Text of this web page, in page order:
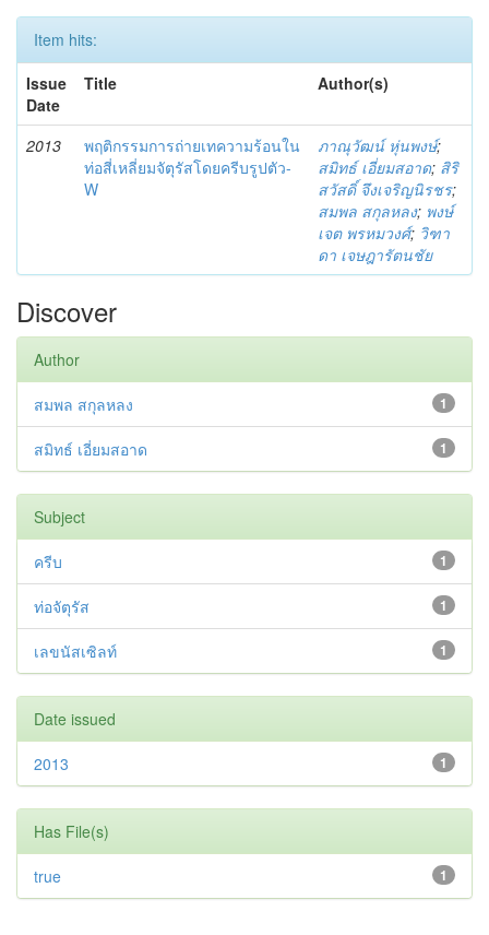
Item hits:
Issue
Date
Title Author(s)
2013
พฤติกรรมการถ่ายเทความร้อนใน
ท่อสี่เหลี่ยมจัตุรัสโดยครีบรูปตัว-
W
ภาณุวัฒน์ หุ่นพงษ์;
สมิทธ์ เอี่ยมสอาด; สิริ
สวัสดิ์ จึงเจริญนิรชร;
สมพล สกุลหลง; พงษ์
เจต พรหมวงศ์; วิฑา
ดา เจษฎารัตนชัย
Discover
Author
1
สมพล สกุลหลง
1
สมิทธ์ เอี่ยมสอาด
Subject
1
ครีบ
1
ท่อจัตุรัส
1
เลขนัสเซิลท์
Date issued
1
2013
Has File(s)
1
true